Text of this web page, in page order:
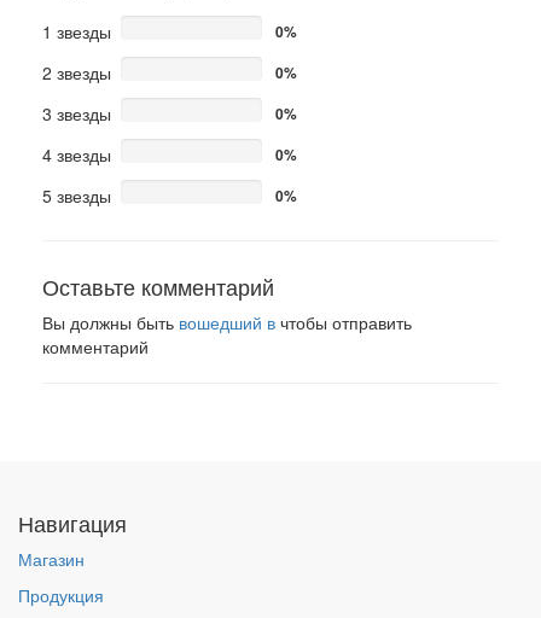
1 звезды
0%
2 звезды 0%
3 звезды 0%
4 звезды 0%
5 звезды 0%
Оставьте комментарий
Вы должны быть вошедший в чтобы отправить
комментарий
Навигация
Магазин
Продукция